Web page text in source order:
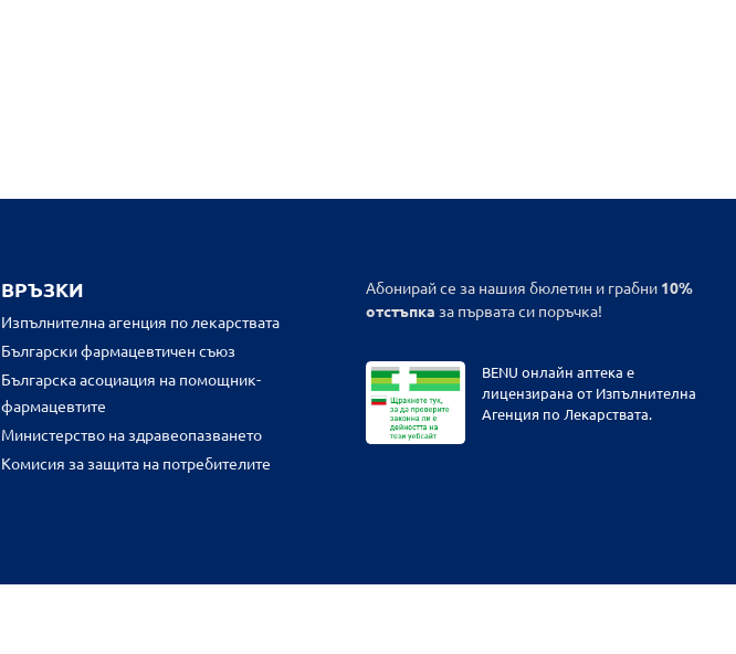
ВРЪЗКИ
Изпълнителна агенция по лекарствата
Български фармацевтичен съюз
Българска асоциация на помощник-
фармацевтите
Министерство на здравеопазването
Комисия за защита на потребителите
Абонирай се за нашия бюлетин и грабни 10%
отстъпка за първата си поръчка!
BENU онлайн аптека е
лицензирана от Изпълнителна
Агенция по Лекарствата.